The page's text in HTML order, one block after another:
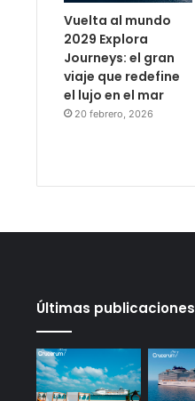
Vuelta al mundo
2029 Explora
Journeys: el gran
viaje que redefine
el lujo en el mar
20 febrero, 2026
Últimas publicaciones